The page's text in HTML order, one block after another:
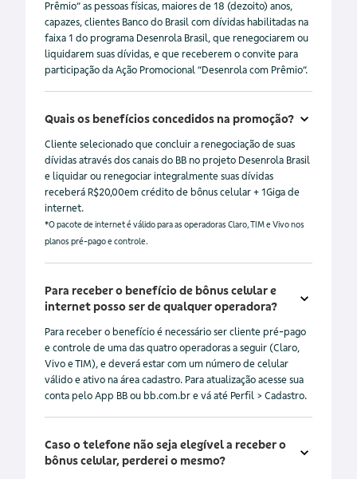
Prêmio” as pessoas físicas, maiores de 18 (dezoito) anos,
capazes, clientes Banco do Brasil com dívidas habilitadas na
faixa 1 do programa Desenrola Brasil, que renegociarem ou
liquidarem suas dívidas, e que receberem o convite para
participação da Ação Promocional “Desenrola com Prêmio”.
Quais os benefícios concedidos na promoção?
Cliente selecionado que concluir a renegociação de suas
dívidas através dos canais do BB no projeto Desenrola Brasil
e liquidar ou renegociar integralmente suas dívidas
receberá R$20,00em crédito de bônus celular + 1Giga de
internet.
*O pacote de internet é válido para as operadoras Claro, TIM e Vivo nos
planos pré-pago e controle.
Para receber o benefício de bônus celular e
internet posso ser de qualquer operadora?
Para receber o benefício é necessário ser cliente pré-pago
e controle de uma das quatro operadoras a seguir (Claro,
Vivo e TIM), e deverá estar com um número de celular
válido e ativo na área cadastro. Para atualização acesse sua
conta pelo App BB ou bb.com.br e vá até Perfil > Cadastro.
Caso o telefone não seja elegível a receber o
bônus celular, perderei o mesmo?